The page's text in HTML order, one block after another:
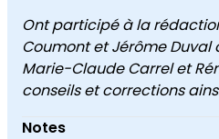
Ont participé à la
Coumont et Jérôme Duval
Marie-Claude Carrel et
conseils et corrections
Notes